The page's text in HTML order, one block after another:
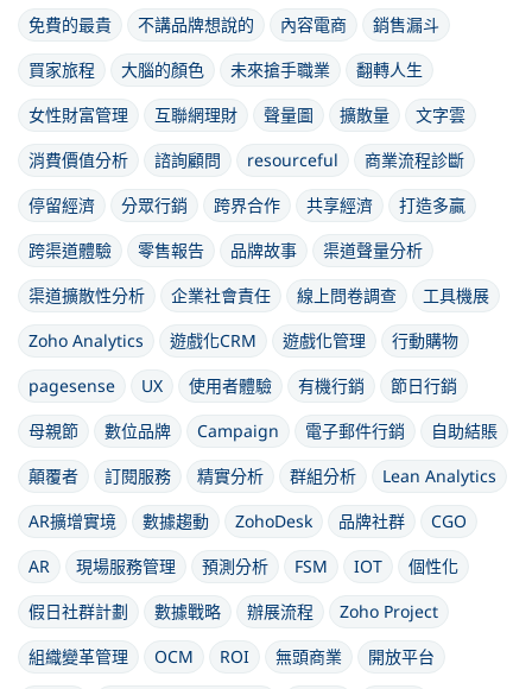
免費的最貴
不講品牌想說的 內容電商
銷售漏斗
買家旅程
大腦的顏色 未來搶手職業
翻轉人生
女性財富管理
互聯網理財 聲量圖 擴散量
文字雲
消費價值分析
諮詢顧問 resourceful
商業流程診斷
停留經濟
分眾行銷 跨界合作 共享經濟
打造多贏
跨渠道體驗
零售報告 品牌故事
渠道聲量分析
渠道擴散性分析
企業社會責任 線上問卷調查
工具機展
Zoho Analytics
遊戲化CRM 遊戲化管理
行動購物
pagesense
UX 使用者體驗 有機行銷
節日行銷
母親節
數位品牌 Campaign 電子郵件行銷
自助結賬
顛覆者
訂閱服務 精實分析 群組分析
Lean Analytics
AR擴增實境
數據趨動 ZohoDesk 品牌社群
CGO
AR
現場服務管理 預測分析 FSM IOT
個性化
假日社群計劃
數據戰略 辦展流程
Zoho Project
組織變革管理
OCM ROI 無頭商業
開放平台